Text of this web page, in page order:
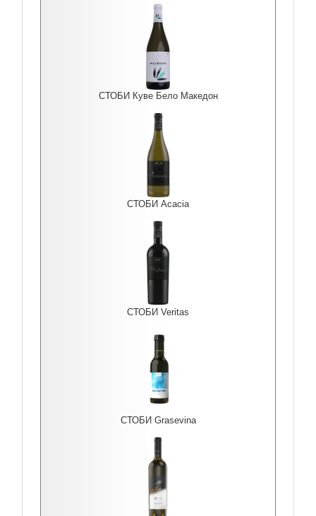
СТОБИ Куве Бело Македон
СТОБИ Acacia
СТОБИ Veritas
СТОБИ Grasevina